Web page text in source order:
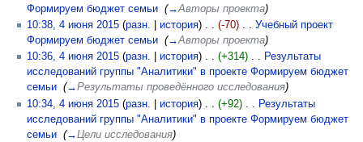
Формируем бюджет семьи (→Авторы проекта)
10:38, 4 июня 2015 (разн. история) (-70)
Учебный проект
Формируем бюджет семьи (→Авторы проекта)
10:36, 4 июня 2015 (разн. история) (+314)
Результаты
исследований группы "Аналитики" в проекте Формируем бюджет
семьи (→Результаты проведённого исследования)
10:34, 4 июня 2015 (разн. история) (+92)
Результаты
исследований группы "Аналитики" в проекте Формируем бюджет
семьи (→Цели исследования)